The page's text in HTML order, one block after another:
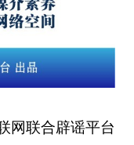
网联合辟谣平台